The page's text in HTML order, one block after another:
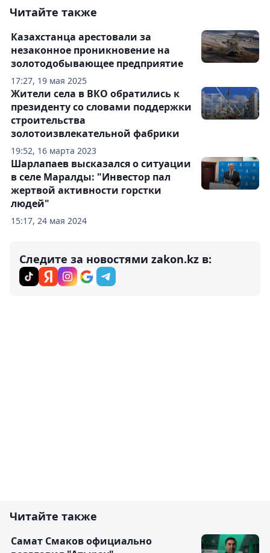
Читайте также
17:27, 19 мая 2025
Казахстанца арестовали за
незаконное проникновение на
золотодобывающее предприятие
19:52, 16 марта 2023
Жители села в ВКО обратились к
президенту со словами поддержки
строительства
золотоизвлекательной фабрики
15:17, 24 мая 2024
Шарлапаев высказался о ситуации
в селе Маралды: "Инвестор пал
жертвой активности горстки
людей"
Следите за новостями zakon.kz в:
Читайте также
Самат Смаков официально